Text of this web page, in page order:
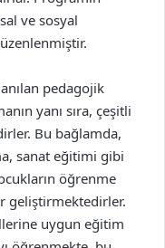
ve sosyal
pedagojik
yanı sıra, çeşitli
Bu bağlamda,
sanat eğitimi gibi
öğrenme
geliştirmektedirler.
uygun eğitim